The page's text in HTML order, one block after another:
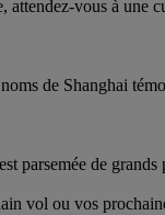
vous à une
de Shanghai
parsemée de grands
vol ou vos